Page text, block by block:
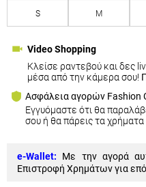
S M
Video Shopping
Κλείσε ραντεβού και δες
μέσα από την κάμερα σου!
Ασφάλεια αγορών Fashion
Εγγυόμαστε ότι θα
σου ή θα πάρεις τα χρήματα
e-Wallet: Με την αγορά
Επιστροφή Χρημάτων για